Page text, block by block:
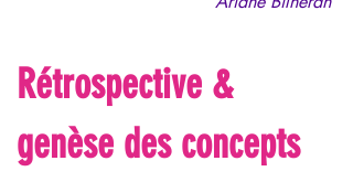
Rétrospective &
genèse des concepts